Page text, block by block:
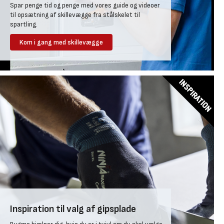
I modsætning til almindelige kartongips kræver fibergips ofte kun
ét lag for at opfylde krav til både lyd og brand, hvilket sparer tid og
materialer.
Fibergipsplader er mere slag- og skruefaste og kan bære tunge
ophæng direkte i pladen – op til 50 kg pr. skrue i 12,5 mm tykkelse.
De anvendes til både vægge og lofter, også i vådrum, og findes i
flere tykkelser.
Vådrumsgips og wedi plader
Vådrumsgips og wedi pladeranvendes i stedet for almindelige
gipsplader, når du benytter gips i badeværelser. Vådrumsgips er
imprægneret, så det afviser fugt.
Fordi standard gipsplader til skillevægge og lofter har et ydre lag af
pap, vil de helt naturligt suge fugt og vand til sig.
Wedi plader og vådrumsgips er overfladebehandlede,
glasfiberarmerede og har en gipskerne, der har fået en særlig
imprægnering. Vådrumsgips har desuden ofte kartonklædte,
Vindgips til isolering
gipsskruemaskine
Fixertang eller skruemaskine til profilsamlinger
Stiksav eller pladesaks til tilpasning af stålprofiler
Hobbykniv / stanleykniv til tilskæring af gipsplader
Vaterpas eller laserværktøj til opmåling og opretning
Spartler i forskellige størrelser
Slibemateriale (slibeklods, slibenet eller sandpapir)
Evt. fugepistol
Spar penge tid og penge med vores guide og videoer
til opsætning af skillevægge fra stålskelet til
spartling.
Kom i gang med skillevægge
Inspiration til valg af gipsplade